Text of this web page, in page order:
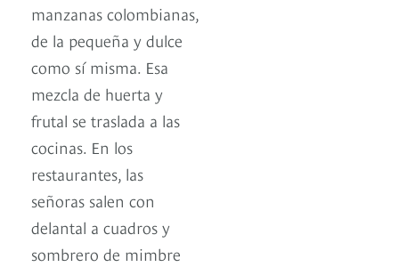
manzanas colombianas,
de la pequeña y dulce
como sí misma. Esa
mezcla de huerta y
frutal se traslada a las
cocinas. En los
restaurantes, las
señoras salen con
delantal a cuadros y
sombrero de mimbre